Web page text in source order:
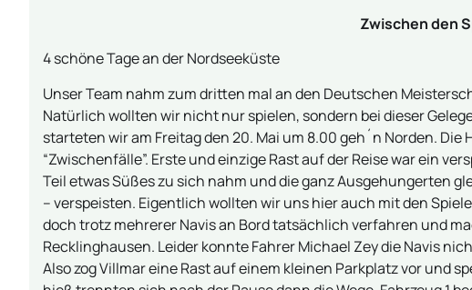
Zwischen den
4 schöne Tage an der Nordseeküste
Unser Team nahm zum dritten mal an den Deutschen
Natürlich wollten wir nicht nur spielen, sondern bei dieser
starteten wir am Freitag den 20. Mai um 8.00 geh´n Norden.
“Zwischenfälle”. Erste und einzige Rast auf der Reise war ein
Teil etwas Süßes zu sich nahm und die ganz Ausgehungerten
– verspeisten. Eigentlich wollten wir uns hier auch mit den
doch trotz mehrerer Navis an Bord tatsächlich verfahren und
Recklinghausen. Leider konnte Fahrer Michael Zey die Navis
Also zog Villmar eine Rast auf einem kleinen Parkplatz vor und